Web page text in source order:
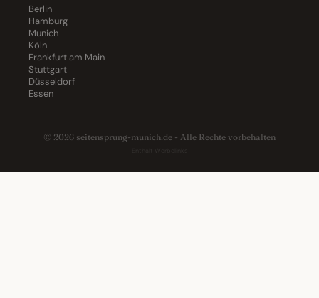
Berlin
Hamburg
Munich
Köln
Frankfurt am Main
Stuttgart
Düsseldorf
Essen
© 2026 seitensprung-munich.de - Alle Rechte vorbehalten